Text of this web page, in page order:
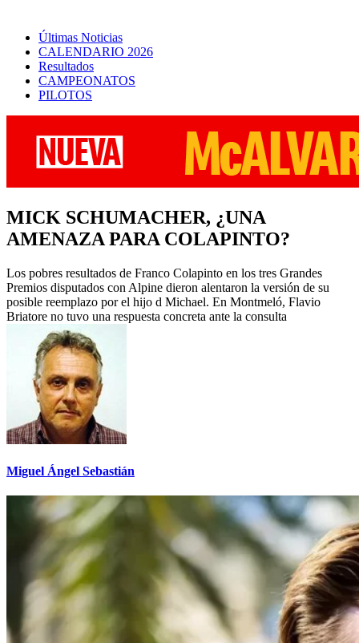
Últimas Noticias
CALENDARIO 2026
Resultados
CAMPEONATOS
PILOTOS
MICK SCHUMACHER, ¿UNA
AMENAZA PARA COLAPINTO?
Los pobres resultados de Franco Colapinto en los tres Grandes
Premios disputados con Alpine dieron alentaron la versión de su
posible reemplazo por el hijo d Michael. En Montmeló, Flavio
Briatore no tuvo una respuesta concreta ante la consulta
Miguel Ángel Sebastián